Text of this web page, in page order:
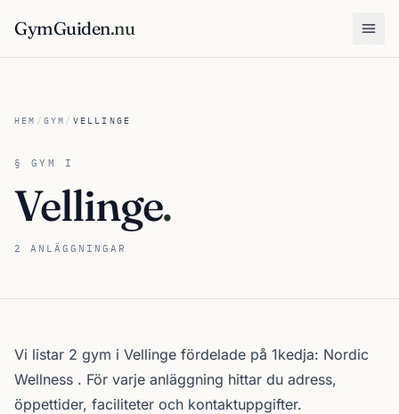
GymGuiden.nu
HEM / GYM / VELLINGE
§ GYM I
Vellinge.
2 ANLÄGGNINGAR
Om gymutbudet i Vellinge
Vi listar 2 gym i Vellinge fördelade på 1kedja: Nordic
Wellness . För varje anläggning hittar du adress,
öppettider, faciliteter och kontaktuppgifter.